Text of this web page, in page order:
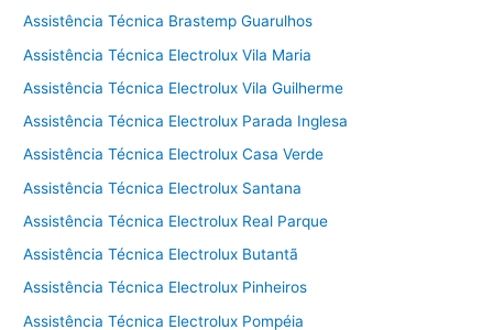
Assistência Técnica Brastemp Guarulhos
Assistência Técnica Electrolux Vila Maria
Assistência Técnica Electrolux Vila Guilherme
Assistência Técnica Electrolux Parada Inglesa
Assistência Técnica Electrolux Casa Verde
Assistência Técnica Electrolux Santana
Assistência Técnica Electrolux Real Parque
Assistência Técnica Electrolux Butantã
Assistência Técnica Electrolux Pinheiros
Assistência Técnica Electrolux Pompéia